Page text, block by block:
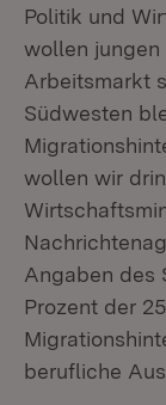
Politik und
wollen jungen
Arbeitsmarkt
Südwesten
wollen wir
Angaben des
Prozent der
berufliche